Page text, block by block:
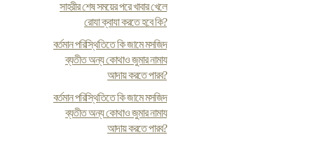
সাহরীর শেষ সময়ের পরে খাবার খেলে
রোযা ক্বাযা করতে হবে কি?
বর্তমান পরিস্থিতিতে কি জামে মসজিদ
ব্যতীত অন্য কোথাও জুমার নামায
আদায় করতে পারব?
বর্তমান পরিস্থিতিতে কি জামে মসজিদ
ব্যতীত অন্য কোথাও জুমার নামায
আদায় করতে পারব?